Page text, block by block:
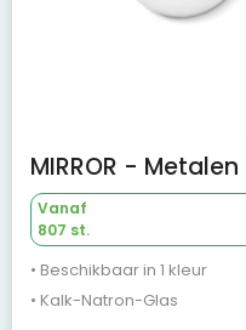
MIRROR -
Vanaf
807 st.
• Beschikbaar in 1 kleur
• Kalk-Natron-Glas